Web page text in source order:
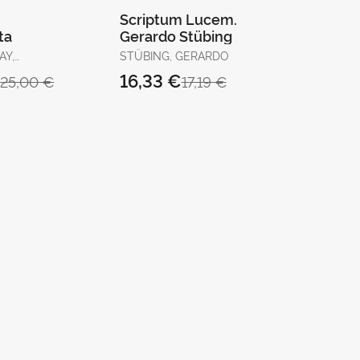
25,00 €
Scriptum Lucem.
Gerardo Stübing
STÜBING, GERARDO
17,19 €
16,33 €